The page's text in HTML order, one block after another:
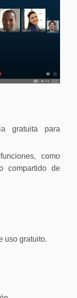
gratuita para
como
compartido de
uso gratuito.